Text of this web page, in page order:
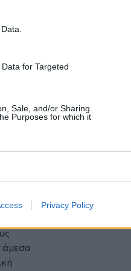
for Targeted
Sale, and/or Sharing
Purposes for which it
Privacy Policy
έχουν
ή
ότι
που
ή
άμεσα